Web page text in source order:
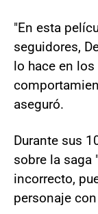
"En esta
seguidores,
lo hace en
aseguró.
Durante sus
sobre la saga
incorrecto,
personaje